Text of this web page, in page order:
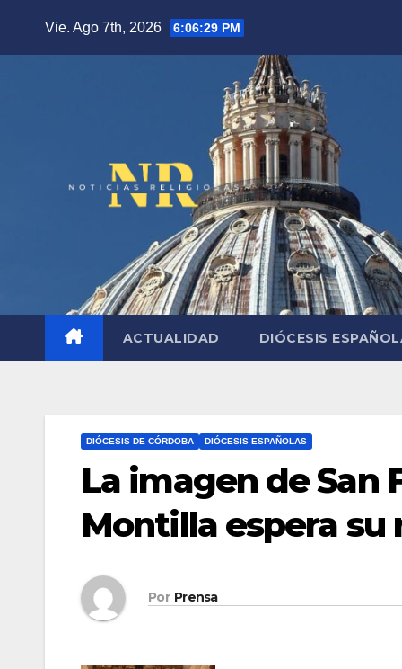
Vie. Ago 7th, 2026 6:06:30 PM
ACTUALIDAD DIÓCESIS
DIÓCESIS DE CÓRDOBA DIÓCESIS ESPAÑOLAS
La imagen de San
Montilla espera su
Por Prensa